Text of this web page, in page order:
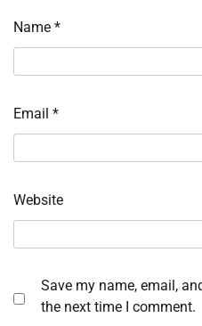
Name *
Email *
Website
Save my name, email,
the next time I comment.